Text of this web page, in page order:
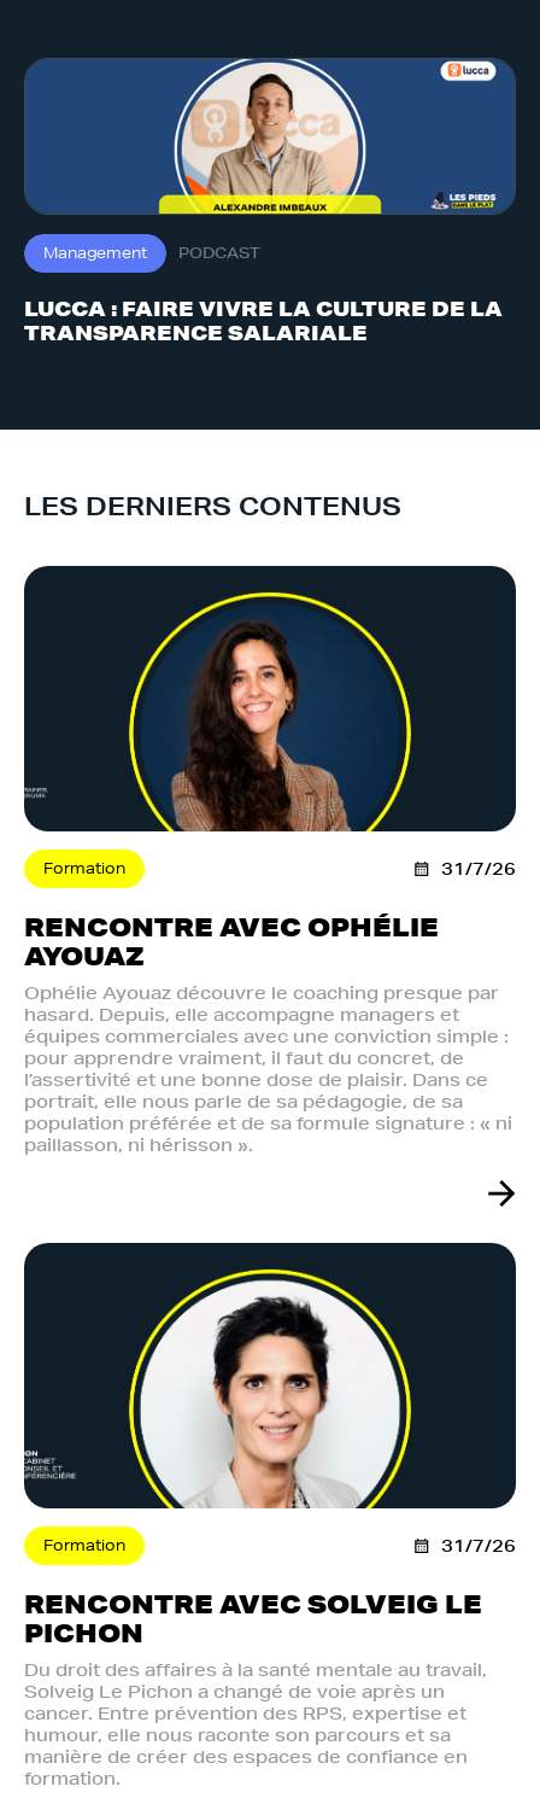
Management PODCAST
LUCCA : FAIRE VIVRE LA CULTURE DE LA
TRANSPARENCE SALARIALE
LES DERNIERS CONTENUS
Formation 31/7/26
RENCONTRE AVEC OPHÉLIE
AYOUAZ
Ophélie Ayouaz découvre le coaching presque par
hasard. Depuis, elle accompagne managers et
équipes commerciales avec une conviction simple :
pour apprendre vraiment, il faut du concret, de
l’assertivité et une bonne dose de plaisir. Dans ce
portrait, elle nous parle de sa pédagogie, de sa
population préférée et de sa formule signature : « ni
paillasson, ni hérisson ».
Formation 31/7/26
RENCONTRE AVEC SOLVEIG LE
PICHON
Du droit des affaires à la santé mentale au travail,
Solveig Le Pichon a changé de voie après un
cancer. Entre prévention des RPS, expertise et
humour, elle nous raconte son parcours et sa
manière de créer des espaces de confiance en
formation.